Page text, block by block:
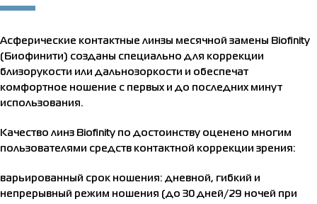
Асферические контактные линзы месячной замены Biofinity
(Биофинити) созданы специально для коррекции
близорукости или дальнозоркости и обеспечат
комфортное ношение с первых и до последних минут
использования.
Качество линз Biofinity по достоинству оценено многим
пользователями средств контактной коррекции зрения:
варьированный срок ношения: дневной, гибкий и
непрерывный режим ношения (до 30 дней/29 ночей при